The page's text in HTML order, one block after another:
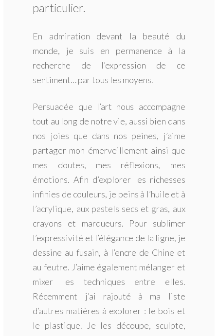
particulier.
En admiration devant la beauté du
monde, je suis en permanence à la
recherche de l’expression de ce
sentiment… par tous les moyens.
Persuadée que l’art nous accompagne
tout au long de notre vie, aussi bien dans
nos joies que dans nos peines, j’aime
partager mon émerveillement ainsi que
mes doutes, mes réflexions, mes
émotions. Afin d’explorer les richesses
infinies de couleurs, je peins à l’huile et à
l’acrylique, aux pastels secs et gras, aux
crayons et marqueurs. Pour sublimer
l’expressivité et l’élégance de la ligne, je
dessine au fusain, à l’encre de Chine et
au feutre. J’aime également mélanger et
mixer les techniques entre elles.
Récemment j’ai rajouté à ma liste
d’autres matières à explorer : le bois et
le plastique. Je les découpe, sculpte,